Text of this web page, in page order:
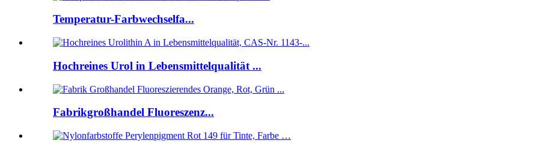
Temperatur-Farbwechselfa...
Hochreines Urol in Lebensmittelqualität ...
Fabrikgroßhandel Fluoreszenz...